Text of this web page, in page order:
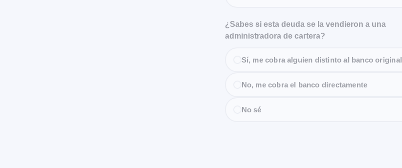
¿Sabes si esta deuda se la vendieron a una
administradora de cartera?
Sí, me cobra alguien distinto al banco original
No, me cobra el banco directamente
No sé